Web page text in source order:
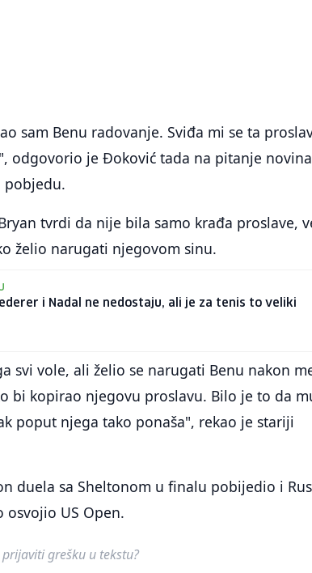
sam Benu radovanje. Sviđa mi se ta
odgovorio je Đoković tada na pitanje
pobjedu.
tvrdi da nije bila samo krađa proslave,
želio narugati njegovom sinu.
i Nadal ne nedostaju, ali je za tenis to veliki
svi vole, ali želio se narugati Benu nakon
bi kopirao njegovu proslavu. Bilo je to da
poput njega tako ponaša", rekao je stariji
duela sa Sheltonom u finalu pobijedio i
osvojio US Open.
grešku u tekstu?